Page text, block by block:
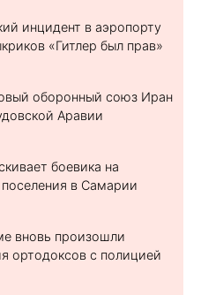
инцидент в аэропорту
«Гитлер был прав»
оборонный союз Иран
Аравии
боевика на
в Самарии
вновь произошли
ортодоксов с полицией